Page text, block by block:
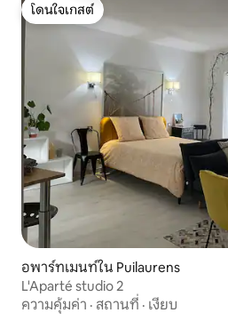
โดนใจเกสต์
โดนใจเกสต์
อพาร์ทเมนท์ใน Puilaurens
L'Aparté studio 2
ความคุ้มค่า · สถานที่ · เงียบ